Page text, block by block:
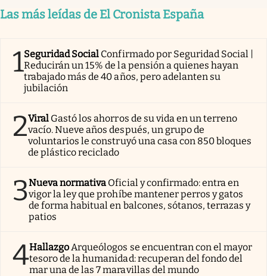
Las más leídas de El Cronista España
1Seguridad Social Confirmado por Seguridad Social |
Reducirán un 15% de la pensión a quienes hayan
trabajado más de 40 años, pero adelanten su
jubilación
2Viral Gastó los ahorros de su vida en un terreno
vacío. Nueve años después, un grupo de
voluntarios le construyó una casa con 850 bloques
de plástico reciclado
3Nueva normativa Oficial y confirmado: entra en
vigor la ley que prohíbe mantener perros y gatos
de forma habitual en balcones, sótanos, terrazas y
patios
4Hallazgo Arqueólogos se encuentran con el mayor
tesoro de la humanidad: recuperan del fondo del
mar una de las 7 maravillas del mundo